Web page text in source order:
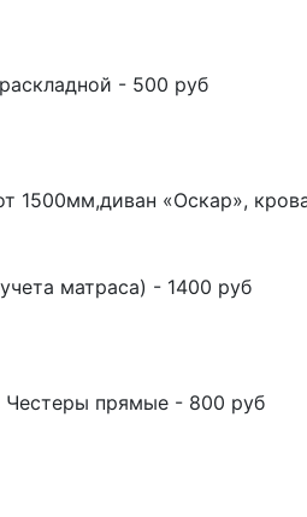
- 500 руб
1500мм,диван «Оскар»,
матраса) - 1400 руб
Честеры прямые - 800 руб